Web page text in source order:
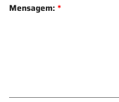
Mensagem:*